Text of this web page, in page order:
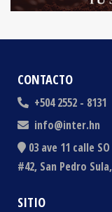
CONTACTO
+504 2552 - 8131
info@inter.hn
03 ave 11 calle
#42, San Pedro
SITIO